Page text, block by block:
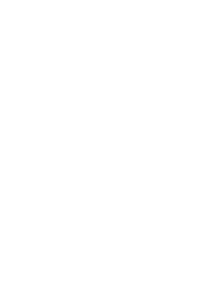
فقرة تتعلق بحالتي بشكل خاص.